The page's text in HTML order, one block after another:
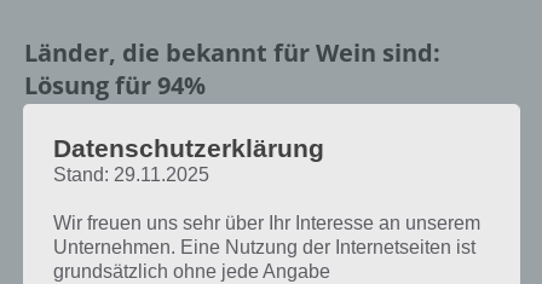
Länder, die bekannt für Wein sind:
Lösung für 94%
Oben findest du bereits die Lösung rund um Länder, die bekannt für
Wein sind. Da die Reihenfolge bei jedem Spieler anders ist, können
wir dir nicht das exakte Level anzeigen, weshalb du über unsere
Komplettlösung jedoch trotzdem zu jedem Sachverhalt die
entsprechenden Antworten findest!
Datenschutzerklärung
Stand: 29.11.2025
Wir freuen uns sehr über Ihr Interesse an unserem
Unternehmen. Eine Nutzung der Internetseiten ist
grundsätzlich ohne jede Angabe